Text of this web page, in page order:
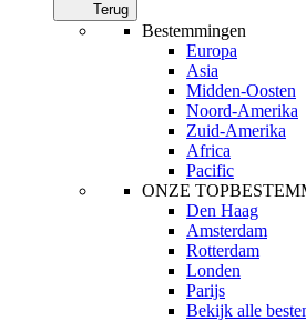
Terug
Bestemmingen
Europa
Asia
Midden-Oosten
Noord-Amerika
Zuid-Amerika
Africa
Pacific
ONZE
Den Haag
Amsterdam
Rotterdam
Londen
Parijs
Bekijk alle